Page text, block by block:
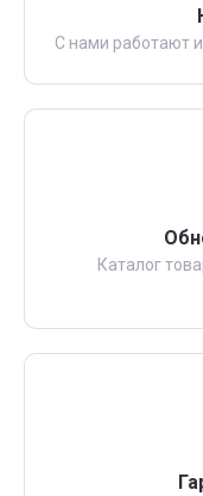
С нами работают
Каталог